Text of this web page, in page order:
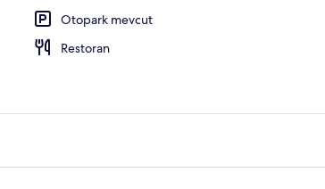
Otopark mevcut
Restoran